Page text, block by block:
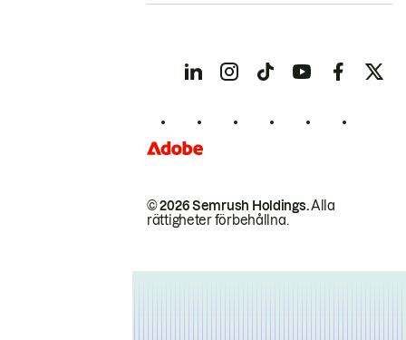
© 2026 Semrush Holdings.Alla
rättigheter förbehållna.